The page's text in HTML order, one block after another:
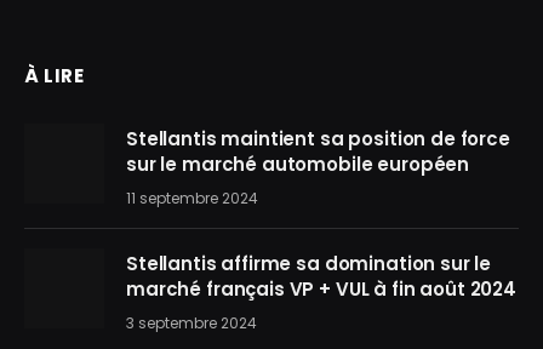
À LIRE
Stellantis maintient sa position de force
sur le marché automobile européen
11 septembre 2024
Stellantis affirme sa domination sur le
marché français VP + VUL à fin août 2024
3 septembre 2024